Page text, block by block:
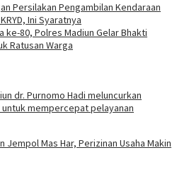
Persilakan Pengambilan Kendaraan
Ini Syaratnya
ke-80, Polres Madiun Gelar Bhakti
Ratusan Warga
Jempol Mas Har, Perizinan Usaha Makin